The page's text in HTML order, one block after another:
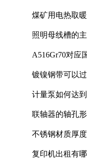
煤矿用电热取
照明母线槽的
A516Gr70对应
镀镍钢带可以
计量泵如何达
联轴器的轴孔
不锈钢材质厚
复印机出租有